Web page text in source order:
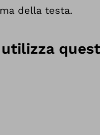
della testa.